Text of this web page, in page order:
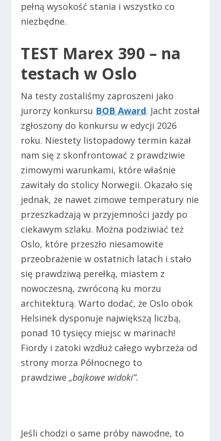
pełną wysokość stania i wszystko co
niezbędne.
TEST Marex 390 – na
testach w Oslo
Na testy zostaliśmy zaproszeni jako
jurorzy konkursu BOB Award. Jacht został
zgłoszony do konkursu w edycji 2026
roku. Niestety listopadowy termin kazał
nam się z skonfrontować z prawdziwie
zimowymi warunkami, które właśnie
zawitały do stolicy Norwegii. Okazało się
jednak, że nawet zimowe temperatury nie
przeszkadzają w przyjemności jazdy po
ciekawym szlaku. Można podziwiać też
Oslo, które przeszło niesamowite
przeobrażenie w ostatnich latach i stało
się prawdziwą perełką, miastem z
nowoczesną, zwróconą ku morzu
architekturą. Warto dodać, że Oslo obok
Helsinek dysponuje największą liczbą,
ponad 10 tysięcy miejsc w marinach!
Fiordy i zatoki wzdłuż całego wybrzeża od
strony morza Północnego to
prawdziwe„bajkowe widoki”.
Jeśli chodzi o same próby nawodne, to